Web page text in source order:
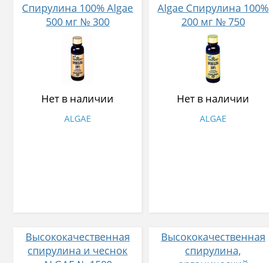
Спирулина 100% Algae
500 мг № 300
Нет в наличии
ALGAE
Algae Спирулина 100%
200 мг № 750
Нет в наличии
ALGAE
Высококачественная
спирулина и чеснок
Высококачественная
спирулина,